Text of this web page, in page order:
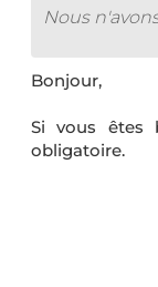
Nous
Bonjour,
Si vous êtes
obligatoire.